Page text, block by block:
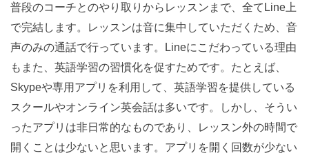
普段のコーチとのやり取りからレッスンまで、全てLine上
で完結します。レッスンは音に集中していただくため、音
声のみの通話で行っています。Lineにこだわっている理由
もまた、英語学習の習慣化を促すためです。たとえば、
Skypeや専用アプリを利用して、英語学習を提供している
スクールやオンライン英会話は多いです。しかし、そうい
ったアプリは非日常的なものであり、レッスン外の時間で
開くことは少ないと思います。アプリを開く回数が少ない